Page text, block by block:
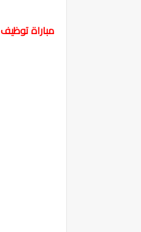
مباراة توظيف 320 منصبا بوزارة العدل اخر اجل 12 مارس 2024